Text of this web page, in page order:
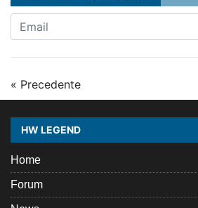
« Precedente
HW LEGEND
Home
Forum